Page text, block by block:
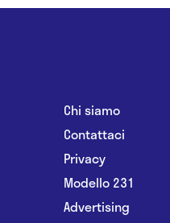
Chi siamo
Contattaci
Privacy
Modello 231
Advertising